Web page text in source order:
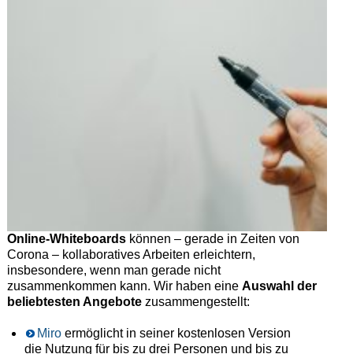
Online-Whiteboardskönnen – gerade in Zeiten von
Corona – kollaboratives Arbeiten erleichtern,
insbesondere, wenn man gerade nicht
zusammenkommen kann. Wir haben eine Auswahl der
beliebtesten Angebotezusammengestellt:
Miroermöglicht in seiner kostenlosen Version
die Nutzung für bis zu drei Personen und bis zu